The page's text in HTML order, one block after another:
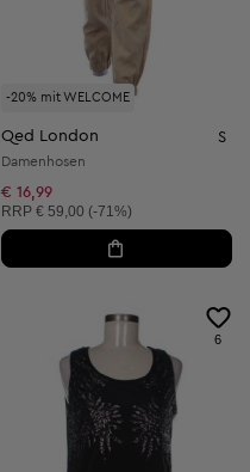
-20% mit WELCOME
Qed London S
Damenhosen
€ 16,99
Unverbindliche Preisempfehlung:
RRP € 59,00 (-71%)
6